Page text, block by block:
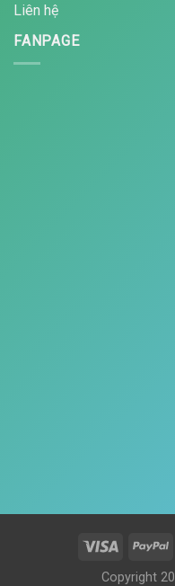
Liên hệ
FANPAGE
Copyright